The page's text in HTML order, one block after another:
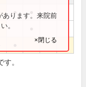
●
あります。来院前
。
×閉じる
。